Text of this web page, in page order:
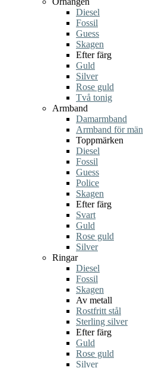
Diesel
Fossil
Guess
Skagen
Efter färg
Guld
Silver
Rose guld
Två tonig
Armband
Damarmband
Armband för män
Toppmärken
Diesel
Fossil
Guess
Police
Skagen
Efter färg
Svart
Guld
Rose guld
Silver
Ringar
Diesel
Fossil
Skagen
Av metall
Rostfritt stål
Sterling silver
Efter färg
Guld
Rose guld
Silver